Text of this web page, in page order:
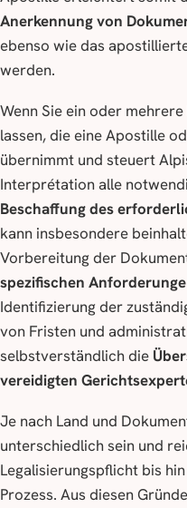
Anerkennung von
ebenso wie das
werden.
Wenn Sie ein oder
lassen, die eine Apostille
übernimmt und steuert
Interprétation alle
Beschaffung des
kann insbesondere
Vorbereitung der
spezifischen
Identifizierung der
von Fristen und
selbstverständlich die
vereidigten
Je nach Land und
unterschiedlich sein und
Legalisierungspflicht bis
Prozess. Aus diesen